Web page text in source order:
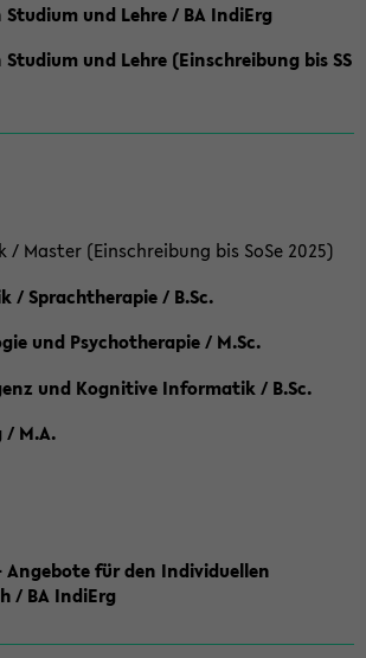
und Lehre / BA IndiErg
und Lehre (Einschreibung bis SS
/ Master (Einschreibung bis SoSe 2025)
/ Sprachtherapie / B.Sc.
und Psychotherapie / M.Sc.
und Kognitive Informatik / B.Sc.
M.A.
Angebote für den Individuellen
/ BA IndiErg